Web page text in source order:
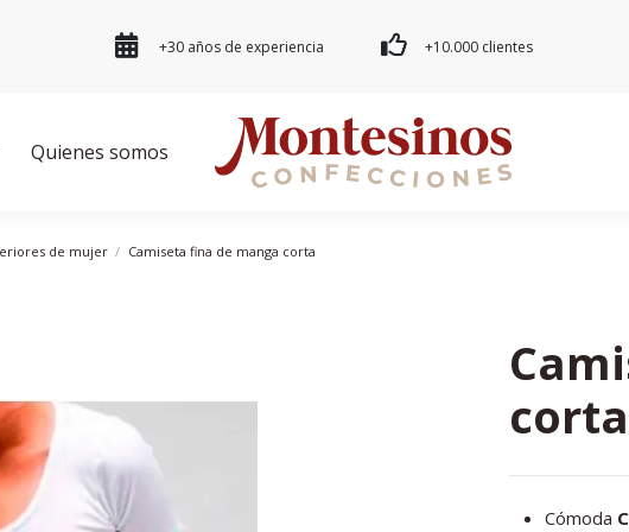
+30 años de experiencia +10.000 clientes
Quienes somos
de mujer Camiseta fina de manga corta
corta
Cómoda